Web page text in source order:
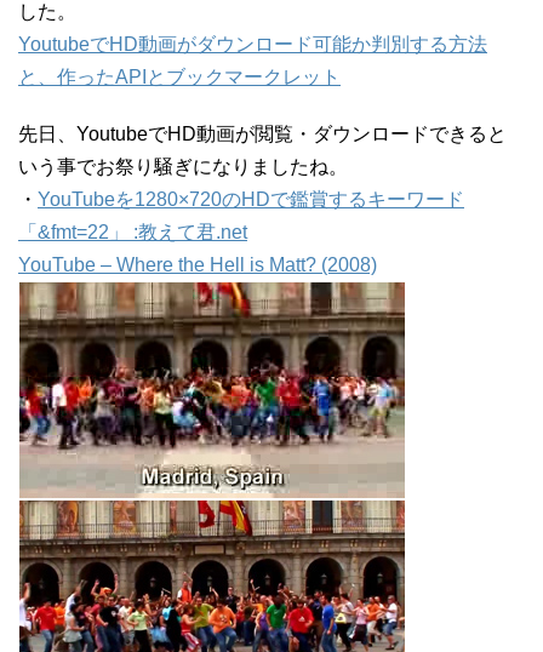
した。
YoutubeでHD動画がダウンロード可能か判別する方法
と、作ったAPIとブックマークレット
先日、YoutubeでHD動画が閲覧・ダウンロードできると
いう事でお祭り騒ぎになりましたね。
・ YouTubeを1280×720のHDで鑑賞するキーワード
「&fmt=22」 :教えて君.net
YouTube – Where the Hell is Matt? (2008)